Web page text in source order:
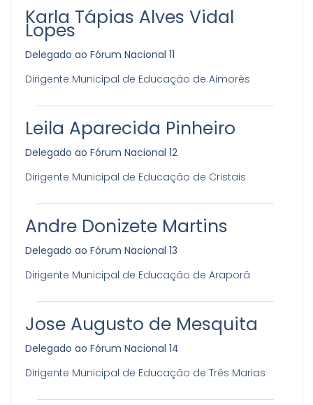
Karla Tápias Alves Vidal
Lopes
Delegado ao Fórum Nacional 11
Dirigente Municipal de Educação de Aimorés
Leila Aparecida Pinheiro
Delegado ao Fórum Nacional 12
Dirigente Municipal de Educação de Cristais
Andre Donizete Martins
Delegado ao Fórum Nacional 13
Dirigente Municipal de Educação de Araporã
Jose Augusto de Mesquita
Delegado ao Fórum Nacional 14
Dirigente Municipal de Educação de Três Marias